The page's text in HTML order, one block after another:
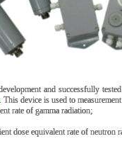
and successfully
. This device is used to
rate of gamma radiation;
dose equivalent rate of neutron